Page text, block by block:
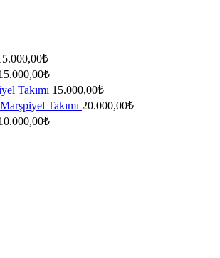
₺
₺
Takımı 15.000,00₺
Takımı 20.000,00₺
₺